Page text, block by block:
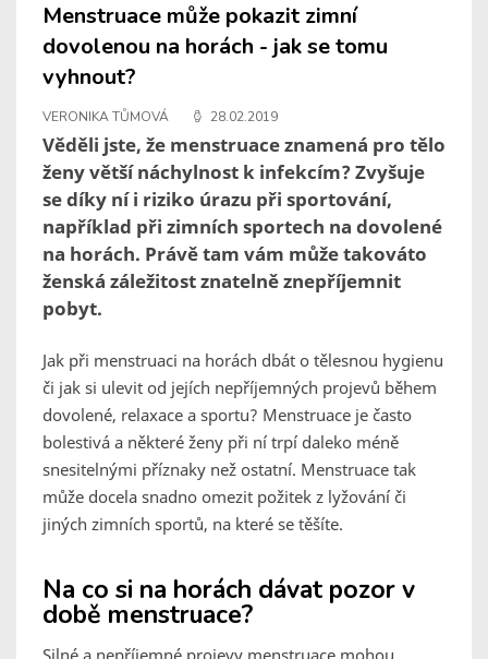
Menstruace může pokazit zimní
dovolenou na horách - jak se tomu
vyhnout?
VERONIKA TŮMOVÁ 28.02.2019
Věděli jste, že menstruace znamená pro tělo
ženy větší náchylnost k infekcím? Zvyšuje
se díky ní i riziko úrazu při sportování,
například při zimních sportech na dovolené
na horách. Právě tam vám může takováto
ženská záležitost znatelně znepříjemnit
pobyt.
Jak při menstruaci na horách dbát o tělesnou hygienu
či jak si ulevit od jejích nepříjemných projevů během
dovolené, relaxace a sportu? Menstruace je často
bolestivá a některé ženy při ní trpí daleko méně
snesitelnými příznaky než ostatní. Menstruace tak
může docela snadno omezit požitek z lyžování či
jiných zimních sportů, na které se těšíte.
Na co si na horách dávat pozor v
době menstruace?